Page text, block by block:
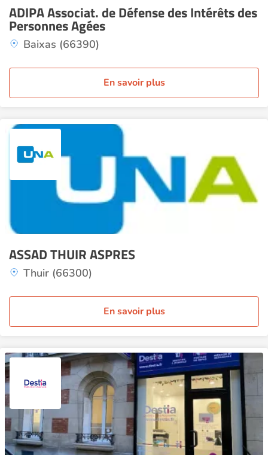
ADIPA Associat. de Défense des Intérêts des
Personnes Agées
Baixas (66390)
En savoir plus
ASSAD THUIR ASPRES
Thuir (66300)
En savoir plus